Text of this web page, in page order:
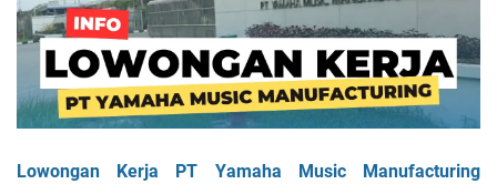
Lowongan Kerja PT Yamaha Music Manufacturing